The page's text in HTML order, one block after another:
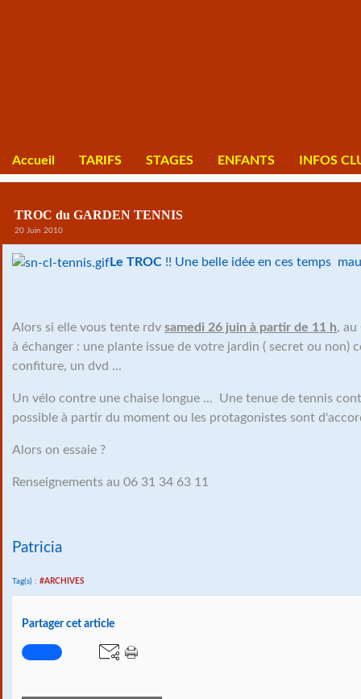
Accueil TARIFS STAGES ENFANTS INFOS
TROC du GARDEN TENNIS
20 Juin 2010
Le TROC !! Une belle idée en ces temps
Alors si elle vous tente rdv samedi 26 juin à partir de 11 h, au
à échanger : une plante issue de votre jardin ( secret ou non)
confiture, un dvd ...
Un vélo contre une chaise longue ... Une tenue de tennis
possible à partir du moment ou les protagonistes sont
Alors on essaie ?
Renseignements au 06 31 34 63 11
Patricia
Tag(s) : #ARCHIVES
Partager cet article